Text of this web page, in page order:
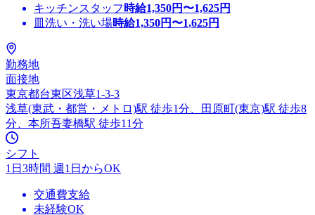
キッチンスタッフ 時給1,350円〜1,625円
皿洗い・洗い場時給1,350円〜1,625円
勤務地
面接地
東京都台東区浅草1-3-3
浅草(東武・都営・メトロ)駅 徒歩1分、田原町(東京)駅 徒歩8
分、本所吾妻橋駅 徒歩11分
シフト
1日3時間 週1日からOK
交通費支給
未経験OK